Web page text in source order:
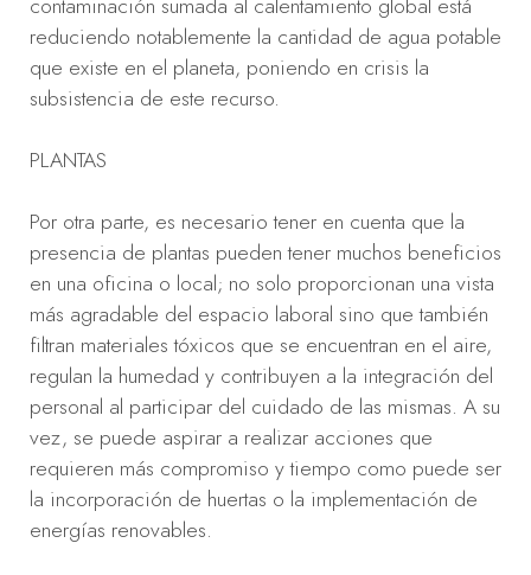
contaminación sumada al calentamiento global está
reduciendo notablemente la cantidad de agua potable
que existe en el planeta, poniendo en crisis la
subsistencia de este recurso.
PLANTAS
Por otra parte, es necesario tener en cuenta que la
presencia de plantas pueden tener muchos beneficios
en una oficina o local; no solo proporcionan una vista
más agradable del espacio laboral sino que también
filtran materiales tóxicos que se encuentran en el aire,
regulan la humedad y contribuyen a la integración del
personal al participar del cuidado de las mismas. A su
vez, se puede aspirar a realizar acciones que
requieren más compromiso y tiempo como puede ser
la incorporación de huertas o la implementación de
energías renovables.